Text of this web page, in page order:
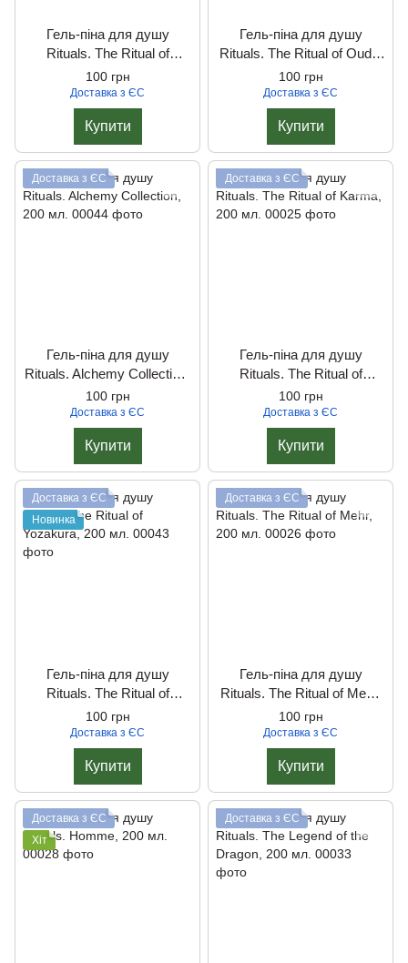
Гель-піна для душу
Rituals. The Ritual of
Sakura, 200 мл.
100 грн
Доставка з ЄС
Купити
Гель-піна для душу
Rituals. The Ritual of Oudh,
200 мл.
100 грн
Доставка з ЄС
Купити
Доставка з ЄС
Гель-піна для душу
Rituals. Alchemy Collection,
200 мл.
100 грн
Доставка з ЄС
Купити
Доставка з ЄС
Гель-піна для душу
Rituals. The Ritual of
Karma, 200 мл.
100 грн
Доставка з ЄС
Купити
Доставка з ЄС
Новинка
Гель-піна для душу
Rituals. The Ritual of
Yozakura, 200 мл.
100 грн
Доставка з ЄС
Купити
Доставка з ЄС
Гель-піна для душу
Rituals. The Ritual of Mehr,
200 мл.
100 грн
Доставка з ЄС
Купити
Доставка з ЄС
Хіт
Доставка з ЄС